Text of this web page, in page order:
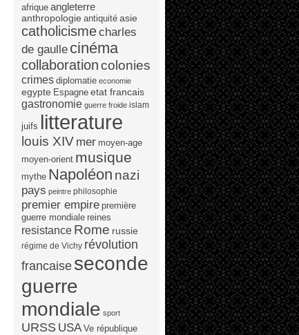
afrique angleterre
anthropologie antiquité asie
catholicismecharles
de gaulle cinéma
collaborationcolonies
crimes diplomatie economie
egypte Espagne etat francais
gastronomie guerre froide islam
juifs litterature
louis XIV mer moyen-age
moyen-orient musique
mythe Napoléon nazi
pays peintre philosophie
premier empire première
guerre mondiale reines
resistance Rome russie
régime de Vichy révolution
francaise seconde
guerre
mondiale sport
URSS USA Ve république